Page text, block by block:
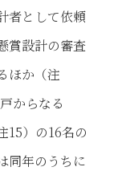
者として依頼
賞設計の審査
ほか（注
からなる
15）の16名の
同年のうちに